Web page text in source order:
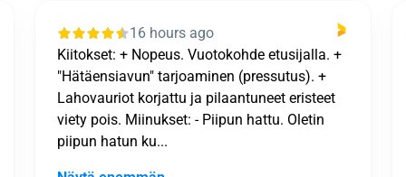
19 hours ago
Kaikki sujui loistavastija tulos oli kiitettävä